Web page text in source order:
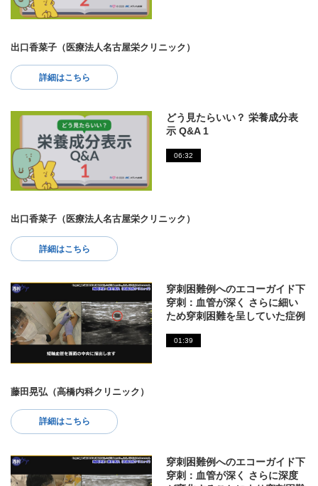
出口香菜子（医療法人名古屋栄クリニック）
詳細はこちら
どう見たらいい？ 栄養成分表
示 Q&A 1
06:32
出口香菜子（医療法人名古屋栄クリニック）
詳細はこちら
穿刺困難例へのエコーガイド下
穿刺：血管が深く さらに細い
ため穿刺困難を呈していた症例
01:39
藤田晃弘（高橋内科クリニック）
詳細はこちら
穿刺困難例へのエコーガイド下
穿刺：血管が深く さらに深度